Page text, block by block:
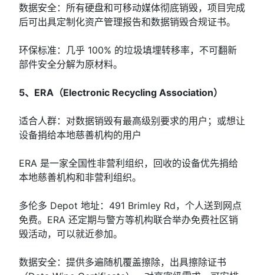
数据安全：所有硬盘和可移动媒体彻底销毁，项目完成
后可出具定制化资产管理报告和数据销毁合规证书。
环保标准：几乎 100% 的垃圾填埋转移率，不可翻新
部件安全分解为原材料。
5、ERA（Electronic Recycling Association）
适合人群：对数据销毁有最高级别要求的用户；或想让
设备捐给本地慈善机构的用户
ERA 是一家全国性非营利组织，回收的设备优先捐给
本地慈善机构和非营利组织。
多伦多 Depot 地址：491 Brimley Rd，个人送到网点
免费。ERA 还定期与警方等机构联合举办免费社区销
毁活动，可以就近参加。
数据安全：提供多遍随机覆盖擦除，出具擦除证书